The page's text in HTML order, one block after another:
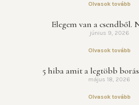
Olvasok tovább
Elegem van a csendből.
június 9, 2026
Olvasok tovább
5 hiba amit a legtöbb
május 18, 2026
Olvasok tovább